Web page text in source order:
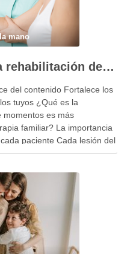
mano
La importancia de la rehabilitación de la mano personalizada
del contenido Fortalece los
tuyos ¿Qué es la
momentos es más
familiar? La importancia
paciente Cada lesión del
y, por …